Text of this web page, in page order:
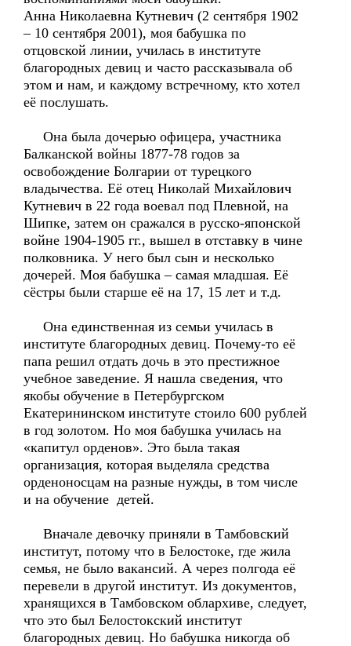
Анна Николаевна Кутневич (2 сентября 1902
– 10 сентября 2001), моя бабушка по
отцовской линии, училась в институте
благородных девиц и часто рассказывала об
этом и нам, и каждому встречному, кто хотел
её послушать.
Она была дочерью офицера, участника
Балканской войны 1877-78 годов за
освобождение Болгарии от турецкого
владычества. Её отец Николай Михайлович
Кутневич в 22 года воевал под Плевной, на
Шипке, затем он сражался в русско-японской
войне 1904-1905 гг., вышел в отставку в чине
полковника. У него был сын и несколько
дочерей. Моя бабушка – самая младшая. Её
сёстры были старше её на 17, 15 лет и т.д.
Она единственная из семьи училась в
институте благородных девиц. Почему-то её
папа решил отдать дочь в это престижное
учебное заведение. Я нашла сведения, что
якобы обучение в Петербургском
Екатерининском институте стоило 600 рублей
в год золотом. Но моя бабушка училась на
«капитул орденов». Это была такая
организация, которая выделяла средства
орденоносцам на разные нужды, в том числе
и на обучение детей.
Вначале девочку приняли в Тамбовский
институт, потому что в Белостоке, где жила
семья, не было вакансий. А через полгода её
перевели в другой институт. Из документов,
хранящихся в Тамбовском облархиве, следует,
что это был Белостокский институт
благородных девиц. Но бабушка никогда об